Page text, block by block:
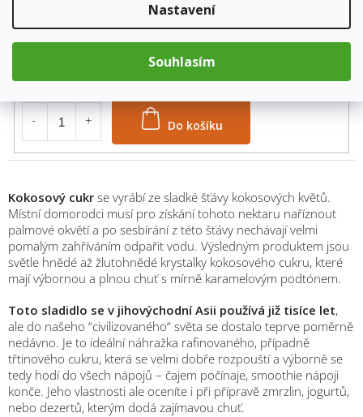
Nastavení
Souhlasím
2104/350
55 Kč
Do košíku
Skladem
Kokosový cukr se vyrábí ze sladké šťávy kokosových květů.
Místní domorodci musí pro získání tohoto nektaru naříznout
palmové okvětí a po sesbírání z této šťávy nechávají velmi
pomalým zahříváním odpařit vodu. Výsledným produktem jsou
světle hnědé až žlutohnědé krystalky kokosového cukru, které
mají výbornou a plnou chuť s mírně karamelovým podtónem.
Toto sladidlo se v jihovýchodní Asii používá již tisíce let,
ale do našeho “civilizovaného“ světa se dostalo teprve poměrně
nedávno. Je to ideální náhražka rafinovaného, případně
třtinového cukru, která se velmi dobře rozpouští a výborně se
tedy hodí do všech nápojů – čajem počínaje, smoothie nápoji
konče. Jeho vlastnosti ale oceníte i při přípravě zmrzlin, jogurtů,
nebo dezertů, kterým dodá zajímavou chuť.